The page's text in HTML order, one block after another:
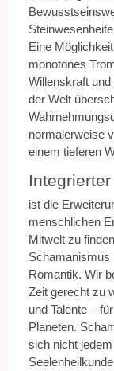
Eine
monotones
Willenskraft
der Welt
normalerweise
einem tieferen
ist die
menschlichen
Mitwelt zu
Schamanismus
Romantik. Wir
Zeit gerecht zu
und Talente –
Planeten.
sich nicht